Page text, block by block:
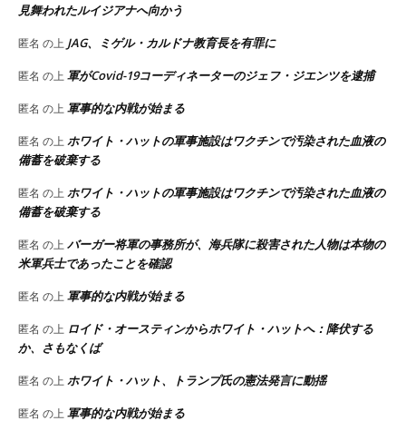
見舞われたルイジアナへ向かう
匿名 の上 JAG、ミゲル・カルドナ教育長を有罪に
匿名 の上 軍がCovid-19コーディネーターのジェフ・ジエンツを逮捕
匿名 の上 軍事的な内戦が始まる
匿名 の上 ホワイト・ハットの軍事施設はワクチンで汚染された血液の
備蓄を破棄する
匿名 の上 ホワイト・ハットの軍事施設はワクチンで汚染された血液の
備蓄を破棄する
匿名 の上 バーガー将軍の事務所が、海兵隊に殺害された人物は本物の
米軍兵士であったことを確認
匿名 の上 軍事的な内戦が始まる
匿名 の上 ロイド・オースティンからホワイト・ハットへ：降伏する
か、さもなくば
匿名 の上 ホワイト・ハット、トランプ氏の憲法発言に動揺
匿名 の上 軍事的な内戦が始まる